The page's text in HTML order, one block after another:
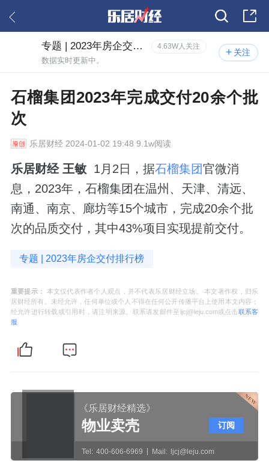
关注
专题 | 2023年房企交付排行榜 4.63W人关注
数据实时更新中。
石榴集团2023年完成交付20余个批
次
乐居财经2024-01-02 19:48 9.1w阅读
乐居财经 王敏 1月2日，据石榴集团官微消
息，2023年，石榴集团在温州、天津、清远、
南通、南京、廊坊等15个城市，完成20余个批
次的品质交付，其中43%项目实现提前交付。
专题 | 2023年房企交付排行榜
重要提示：
本文仅代表作者个人观点，并不代表乐居财经立场。 本文著作权，归乐
居财经所有。未经允许，任何单位或个人不得在任何公开传播平台上使用本文内容；
经允许进行转载或引用时，请注明来源。联系请发邮件至ljcj@leju.com或点击联系客
服
《乐居财经精选》
物业卖壳
Tel: 400-606-6969 Mail: ljcj@leju.com
订阅